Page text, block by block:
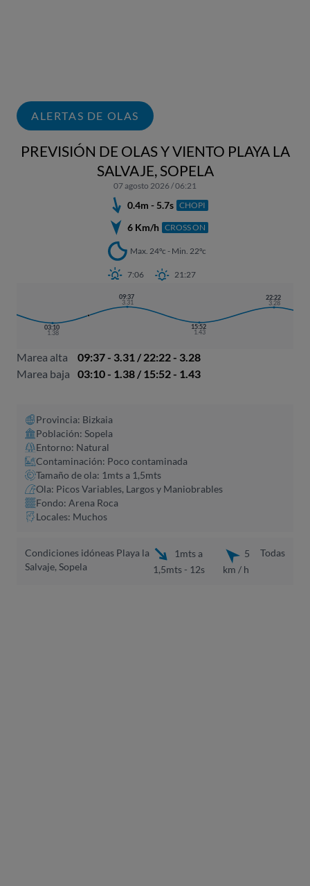
ALERTAS DE OLAS
PREVISIÓN DE OLAS Y VIENTO PLAYA LA
SALVAJE, SOPELA
07 agosto 2026 / 06:21
0.4m - 5.7s CHOPI
6 Km/h CROSS ON
Max. 24ºc - Min. 22ºc
7:06 21:27
03:10
1.38
09:37
3.31
15:52
1.43
22:22
3.28
Marea alta
09:37 - 3.31 / 22:22 - 3.28
Marea baja
03:10 - 1.38 / 15:52 - 1.43
Provincia: Bizkaia
Población: Sopela
Entorno: Natural
Contaminación: Poco contaminada
Tamaño de ola: 1mts a 1,5mts
Ola: Picos Variables, Largos y Maniobrables
Fondo: Arena Roca
Locales: Muchos
Condiciones idóneas Playa la
Salvaje, Sopela
1mts a
1,5mts - 12s
5
km / h
Todas